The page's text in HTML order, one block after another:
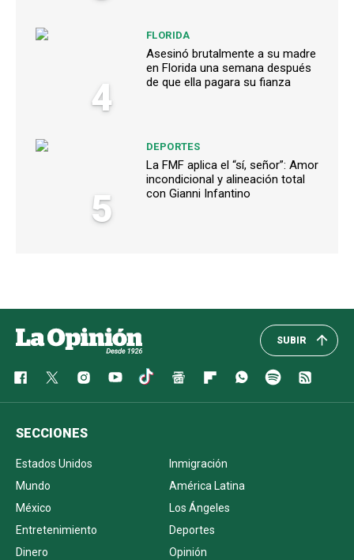
4
FLORIDA
Asesinó brutalmente a su madre
en Florida una semana después
de que ella pagara su fianza
5
DEPORTES
La FMF aplica el “sí, señor”: Amor
incondicional y alineación total
con Gianni Infantino
SUBIR
SECCIONES
Estados Unidos
Inmigración
Mundo
América Latina
México
Los Ángeles
Entretenimiento
Deportes
Dinero
Opinión